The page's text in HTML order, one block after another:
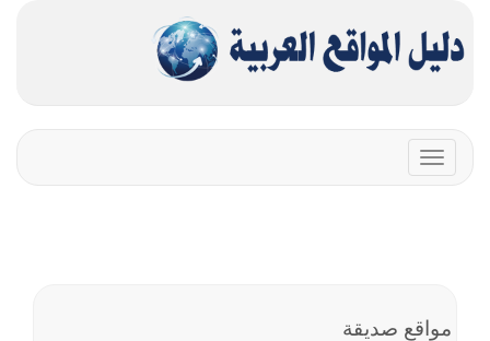
Toggle
navigation
مواقع صديقة